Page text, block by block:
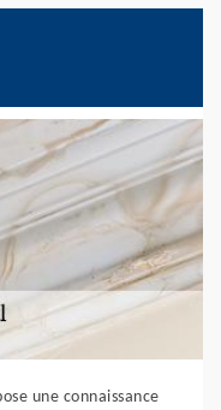
une connaissance